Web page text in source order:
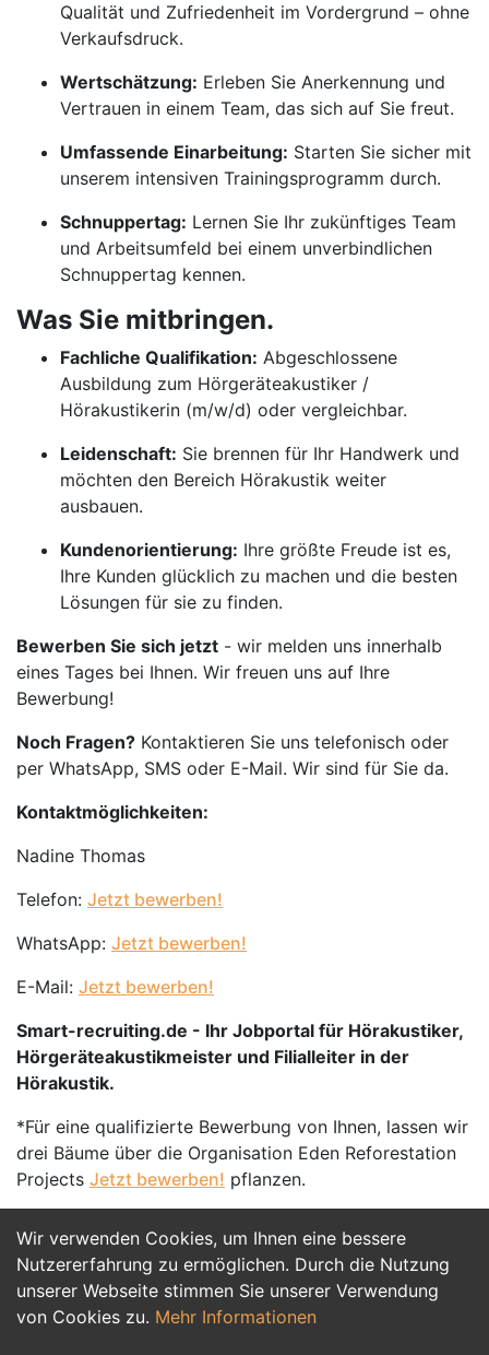
Wir verwenden Cookies, um Ihnen eine bessere
Nutzererfahrung zu ermöglichen. Durch die Nutzung
unserer Webseite stimmen Sie unserer Verwendung
von Cookies zu. Mehr Informationen
Qualität und Zufriedenheit im Vordergrund – ohne
Verkaufsdruck.
Wertschätzung: Erleben Sie Anerkennung und
Vertrauen in einem Team, das sich auf Sie freut.
Umfassende Einarbeitung: Starten Sie sicher mit
unserem intensiven Trainingsprogramm durch.
Schnuppertag: Lernen Sie Ihr zukünftiges Team
und Arbeitsumfeld bei einem unverbindlichen
Schnuppertag kennen.
Was Sie mitbringen.
Fachliche Qualifikation: Abgeschlossene
Ausbildung zum Hörgeräteakustiker /
Hörakustikerin (m/w/d) oder vergleichbar.
Leidenschaft: Sie brennen für Ihr Handwerk und
möchten den Bereich Hörakustik weiter
ausbauen.
Kundenorientierung: Ihre größte Freude ist es,
Ihre Kunden glücklich zu machen und die besten
Lösungen für sie zu finden.
Bewerben Sie sich jetzt - wir melden uns innerhalb
eines Tages bei Ihnen. Wir freuen uns auf Ihre
Bewerbung!
Noch Fragen? Kontaktieren Sie uns telefonisch oder
per WhatsApp, SMS oder E-Mail. Wir sind für Sie da.
Kontaktmöglichkeiten:
Nadine Thomas
Telefon: Jetzt bewerben!
WhatsApp: Jetzt bewerben!
E-Mail: Jetzt bewerben!
Smart-recruiting.de - Ihr Jobportal für Hörakustiker,
Hörgeräteakustikmeister und Filialleiter in der
Hörakustik.
*Für eine qualifizierte Bewerbung von Ihnen, lassen wir
drei Bäume über die Organisation Eden Reforestation
Projects Jetzt bewerben! pflanzen.
Jetzt Bewerben